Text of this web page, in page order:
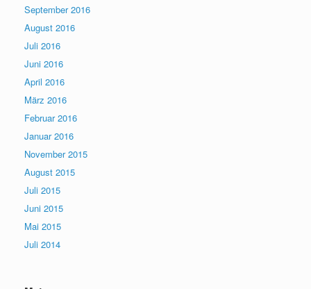
September 2016
August 2016
Juli 2016
Juni 2016
April 2016
März 2016
Februar 2016
Januar 2016
November 2015
August 2015
Juli 2015
Juni 2015
Mai 2015
Juli 2014